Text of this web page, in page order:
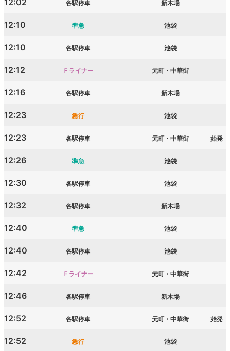
12:02 各駅停車 新木場
12:10 準急 池袋
12:10 各駅停車 池袋
12:12 Ｆライナー 元町・中華街
12:16 各駅停車 新木場
12:23 急行 池袋
12:23 各駅停車 元町・中華街 始発
12:26 準急 池袋
12:30 各駅停車 池袋
12:32 各駅停車 新木場
12:40 準急 池袋
12:40 各駅停車 池袋
12:42 Ｆライナー 元町・中華街
12:46 各駅停車 新木場
12:52 各駅停車 元町・中華街 始発
12:52 急行 池袋